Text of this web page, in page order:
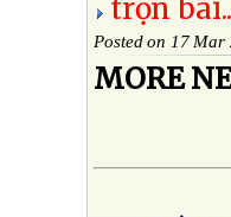
trọn
Posted on 17 Mar
MORE